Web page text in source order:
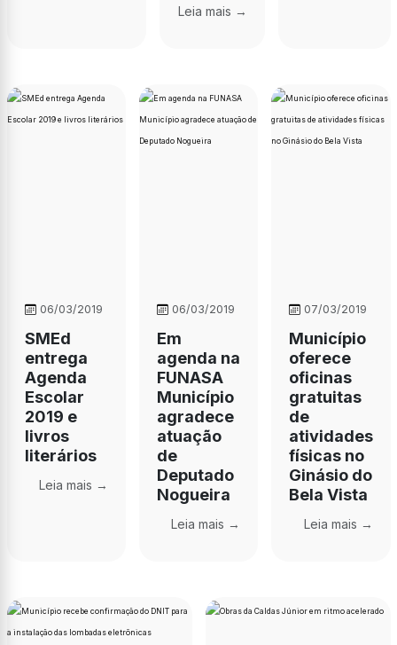
Leia mais →
06/03/2019
SMEd
entrega
Agenda
Escolar
2019 e
livros
literários
Leia mais →
06/03/2019
Em
agenda na
FUNASA
Município
agradece
atuação
de
Deputado
Nogueira
Leia mais →
07/03/2019
Município
oferece
oficinas
gratuitas
de
atividades
físicas no
Ginásio do
Bela Vista
Leia mais →